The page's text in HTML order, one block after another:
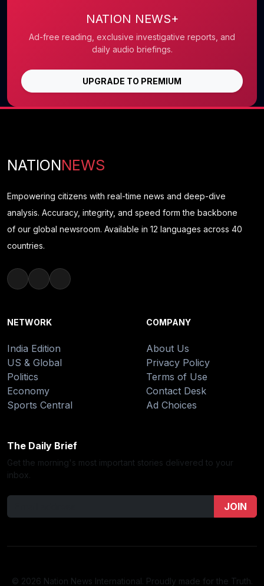
NATION NEWS+
Ad-free reading, exclusive investigative reports, and
daily audio briefings.
UPGRADE TO PREMIUM
NATIONNEWS
Empowering citizens with real-time news and deep-dive
analysis. Accuracy, integrity, and speed form the backbone
of our global newsroom. Available in 12 languages across 40
countries.
NETWORK
India Edition
US & Global
Politics
Economy
Sports Central
COMPANY
About Us
Privacy Policy
Terms of Use
Contact Desk
Ad Choices
The Daily Brief
Get the morning's most important stories delivered to your
inbox.
JOIN
© 2026 Nation News International. Proudly made for the Truth.